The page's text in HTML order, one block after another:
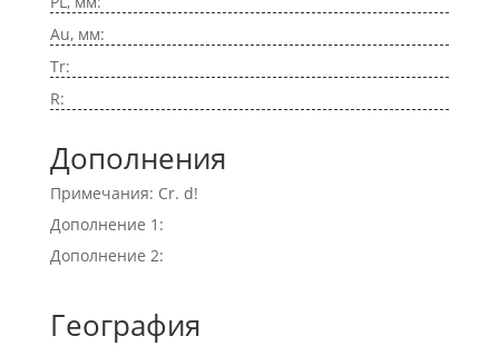
Au, мм:
Tr:
R:
Дополнения
Примечания: Cr. d!
Дополнение 1:
Дополнение 2:
География